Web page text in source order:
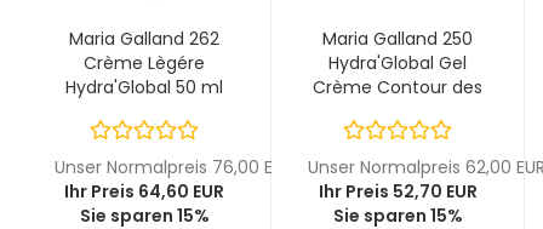
Maria Galland 262
Crème Lègére
Hydra'Global 50 ml
Unser Normalpreis 76,00 EUR
Ihr Preis 64,60 EUR
Sie sparen 15%
Maria Galland 250
Hydra'Global Gel
Crème Contour des
Unser Normalpreis 62,00
Ihr Preis 52,70 EUR
Sie sparen 15%